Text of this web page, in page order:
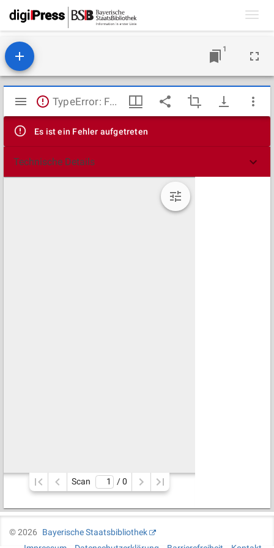
1
Mirador
Viewer
TypeError: Failed to fetch
Es ist ein Fehler aufgetreten
Technische Details
Scan / 0
©2026
Bayerische Staatsbibliothek